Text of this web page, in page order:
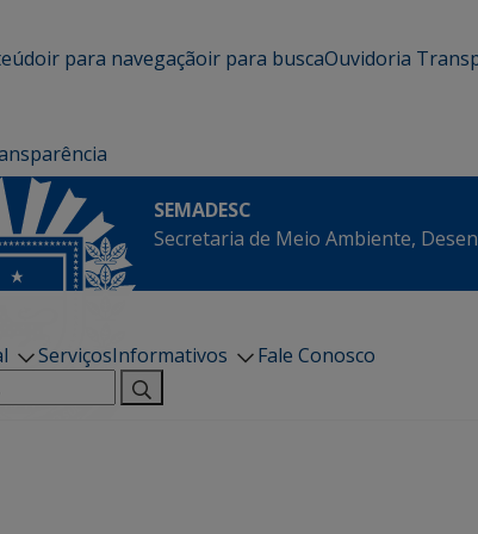
ir para navegaçãoir para buscaOuvidoria
SEMADESC
Secretaria de Meio Ambiente,
ServiçosInformativos
Fale Conosco